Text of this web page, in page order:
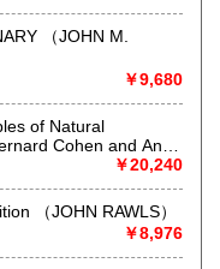
ど)
価いたします。
価格を目指して査定い
ら是非ご用命くださ
にお渡しできるよう
）
M.
￥9,680
￥20,240
A THEORY OF JUSTICE Revised Edition （JOHN RAWLS）
￥8,976